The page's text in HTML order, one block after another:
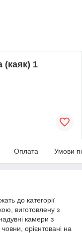
(каяк) 1
Оплата Умови
до категорії
виготовлену з
камери з
орієнтовані на